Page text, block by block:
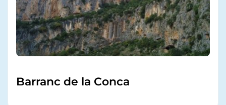
Barranc de la Conca